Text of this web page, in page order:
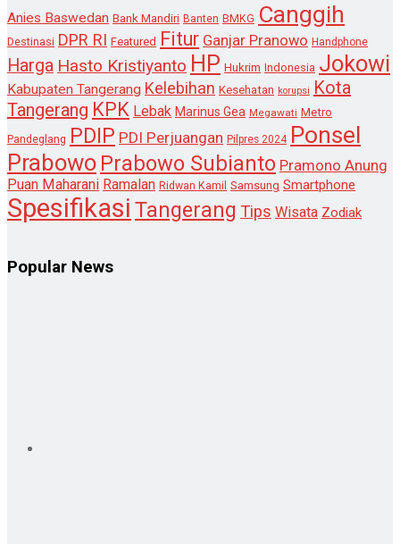
Anies Baswedan Bank Mandiri Banten BMKG Canggih
Destinasi DPR RI Featured Fitur Ganjar Pranowo Handphone
Harga Hasto Kristiyanto HP Hukrim Indonesia Jokowi
Kabupaten Tangerang Kelebihan Kesehatan korupsi
Kota
Tangerang KPK Lebak Marinus Gea Megawati Metro
Pandeglang PDIP PDI Perjuangan Pilpres 2024 Ponsel
Prabowo Prabowo Subianto Pramono Anung
Puan Maharani Ramalan Ridwan Kamil Samsung Smartphone
Spesifikasi Tangerang Tips Wisata Zodiak
Popular News